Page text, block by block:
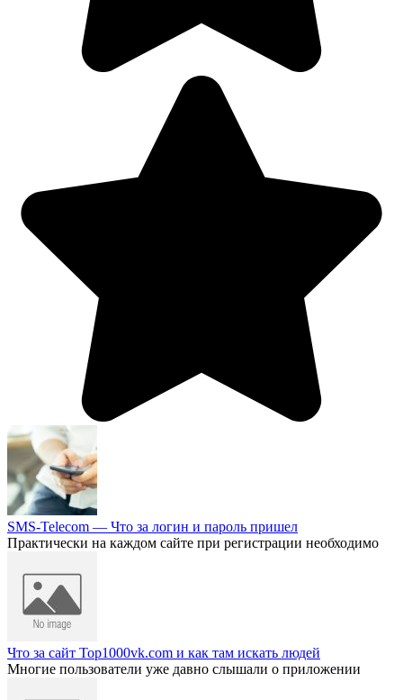
SMS-Telecom — Что за логин и пароль пришел
Практически на каждом сайте при регистрации необходимо
Что за сайт Top1000vk.com и как там искать людей
Многие пользователи уже давно слышали о приложении